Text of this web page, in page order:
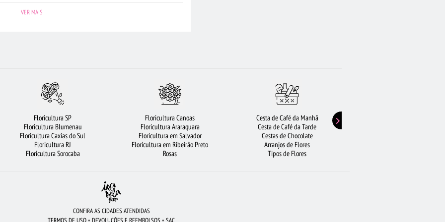
FLORICULTURA PORTO ALEGRE
SANTO ANDRÉ FLORICULTURA GOIÂNIA FLORICULTURA BELÉM
FLORICULTURA GUARULHOS MAIS BUSCADOS
DE FLORES FLORICULTURA SALVADOR BUQUÊS DE FLORES
VER MAIS
Floricultura SP
Floricultura Blumenau
Floricultura Caxias do Sul
Floricultura RJ
Floricultura Sorocaba
Floricultura Canoas
Floricultura Araraquara
Floricultura em Salvador
Floricultura em Ribeirão Preto
Rosas
Cesta de Café da Manhã
Cesta de Café da Tarde
Cestas de Chocolate
Arranjos de Flores
Tipos de Flores
CONFIRA AS CIDADES ATENDIDAS
TERMOS DE USO • DEVOLUÇÕES E REEMBOLSOS • SAC